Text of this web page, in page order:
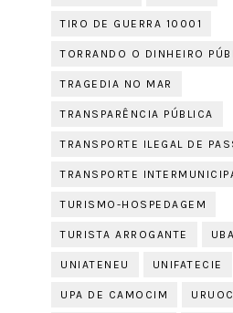
TIRO DE GUERRA 10001
TORRANDO O DINHEIRO
TRAGEDIA NO MAR
TRANSPARÊNCIA PÚBLICA
TRANSPORTE ILEGAL DE
TRANSPORTE
TURISMO-HOSPEDAGEM
TURISTA ARROGANTE
UNIATENEU UNIFATECIE
UPA DE CAMOCIM